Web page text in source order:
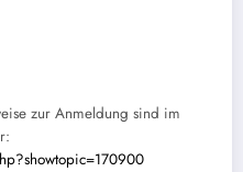
zur Anmeldung sind im